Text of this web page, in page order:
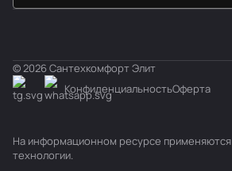
© 2026 Сантехкомфорт Элит
КонфиденциальностьОферта
На информационном ресурсе применяются
технологии.